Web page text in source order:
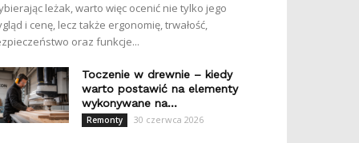
leżak, warto więc ocenić nie tylko jego
i cenę, lecz także ergonomię, trwałość,
oraz funkcje...
Toczenie w drewnie – kiedy
warto postawić na elementy
wykonywane na...
Remonty 30 czerwca 2026